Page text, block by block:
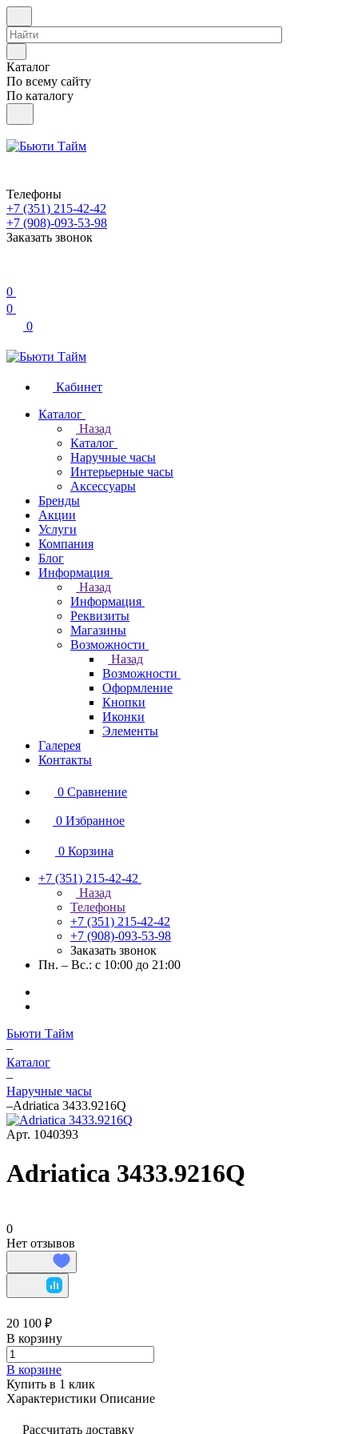
Каталог
По всему сайту
По каталогу
Телефоны
+7 (351) 215-42-42
+7 (908)-093-53-98
Заказать звонок
0
0
0
Кабинет
Каталог
Назад
Каталог
Наручные часы
Интерьерные часы
Аксессуары
Бренды
Акции
Услуги
Компания
Блог
Информация
Назад
Информация
Реквизиты
Магазины
Возможности
Назад
Возможности
Оформление
Кнопки
Иконки
Элементы
Галерея
Контакты
0 Сравнение
0 Избранное
0 Корзина
+7 (351) 215-42-42
Назад
Телефоны
+7 (351) 215-42-42
+7 (908)-093-53-98
Заказать звонок
Пн. – Вс.: с 10:00 до 21:00
Бьюти Тайм
–
Каталог
–
Наручные часы
–Adriatica 3433.9216Q
Арт. 1040393
Adriatica 3433.9216Q
0
Нет отзывов
20 100 ₽
В корзину
В корзине
Купить в 1 клик
Характеристики Описание
Рассчитать доставку